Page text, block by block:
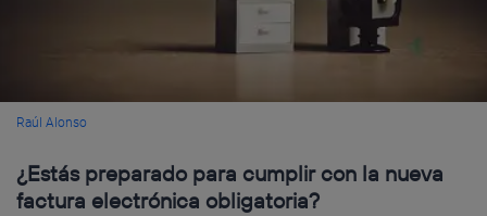
Raúl Alonso
¿Estás preparado para cumplir con la nueva
factura electrónica obligatoria?